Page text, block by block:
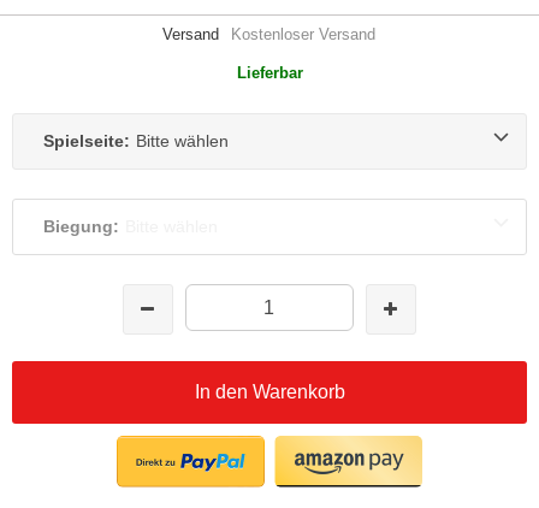
Versand Kostenloser Versand
Lieferbar
Spielseite: Bitte wählen
Biegung:
In den Warenkorb